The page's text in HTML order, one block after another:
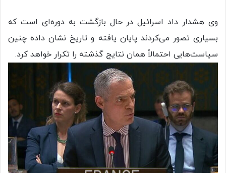
وی هشدار داد اسرائیل در حال بازگشت به دوره‌ای است که
بسیاری تصور می‌کردند پایان یافته و تاریخ نشان داده چنین
سیاست‌هایی احتمالاً همان نتایج گذشته را تکرار خواهد کرد.